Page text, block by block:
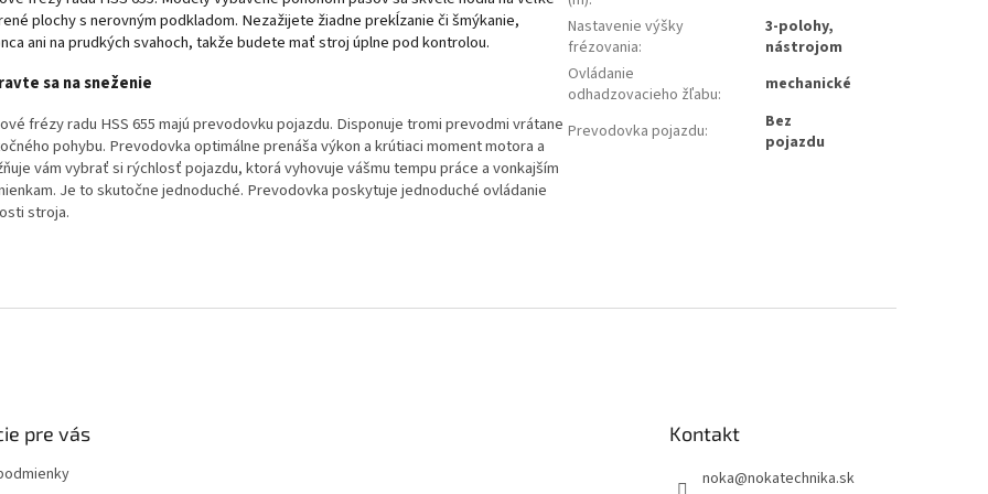
plochy s nerovným podkladom. Nezažijete žiadne prekĺzanie či šmýkanie,
ani na prudkých svahoch, takže budete mať stroj úplne pod kontrolou.
sa na sneženie
frézy radu HSS 655 majú prevodovku pojazdu. Disponuje tromi prevodmi vrátane
pohybu. Prevodovka optimálne prenáša výkon a krútiaci moment motora a
vám vybrať si rýchlosť pojazdu, ktorá vyhovuje vášmu tempu práce a vonkajším
Je to skutočne jednoduché. Prevodovka poskytuje jednoduché ovládanie
stroja.
Nastavenie výšky
frézovania:
3-polohy,
nástrojom
Ovládanie
odhadzovacieho žľabu: mechanické
Prevodovka pojazdu:
Bez
pojazdu
pre vás Kontakt
noka@nokatechnika.sk